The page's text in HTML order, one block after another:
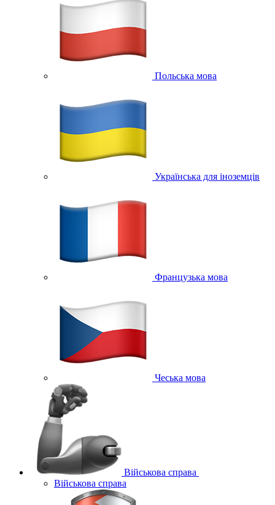
Польська мова
Українська для іноземців
Французька мова
Чеська мова
Військова справа
Військова справа